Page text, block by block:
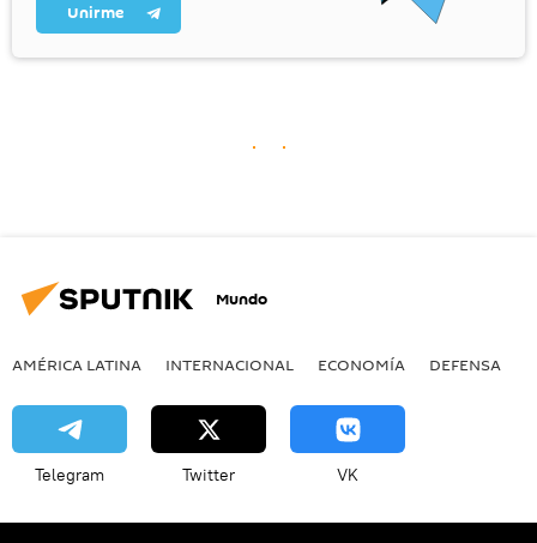
Unirme
Mundo
AMÉRICA LATINA INTERNACIONAL ECONOMÍA DEFENSA
Telegram Twitter VK